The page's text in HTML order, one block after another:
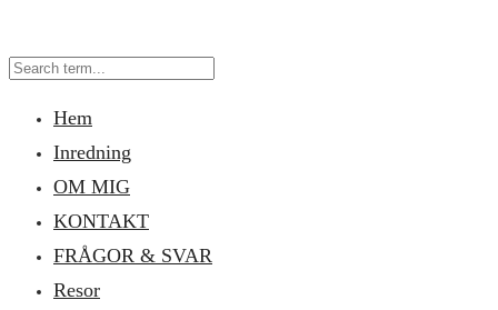
Hem
Inredning
OM MIG
KONTAKT
FRÅGOR & SVAR
Resor